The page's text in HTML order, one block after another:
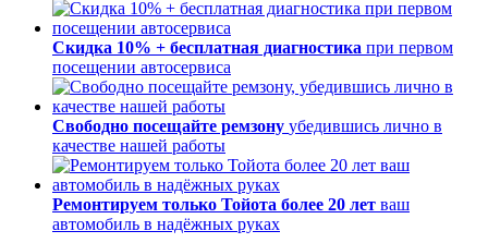
Скидка 10% + бесплатная диагностика при первом
посещении автосервиса
Свободно посещайте ремзону убедившись лично в
качестве нашей работы
Ремонтируем только Тойота более 20 лет ваш
автомобиль в надёжных руках